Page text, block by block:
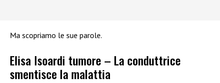
Ma scopriamo le sue parole.
Elisa Isoardi tumore – La conduttrice
smentisce la malattia